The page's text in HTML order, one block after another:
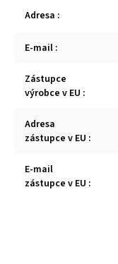
Adresa :
E-mail :
Zástupce
výrobce v EU :
Adresa
zástupce v EU :
E-mail
zástupce v EU :